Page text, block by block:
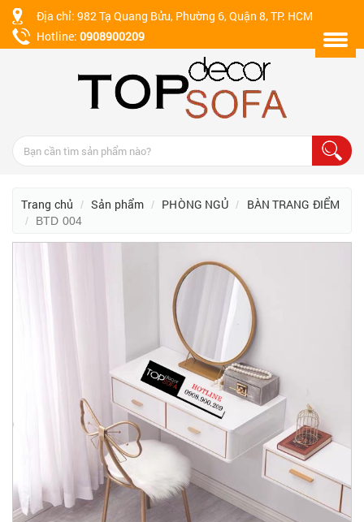
Địa chỉ: 982 Tạ Quang Bửu, Phường 6, Quận 8, TP. HCM
Hotline: 0908900209
Trang chủ Sản phẩm PHÒNG NGỦ BÀN TRANG ĐIỂM
BTD 004